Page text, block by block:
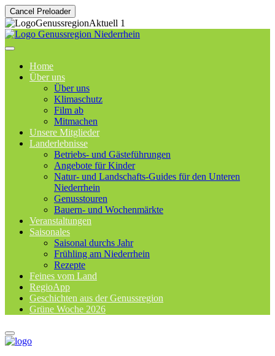
Cancel Preloader
Home
Über uns
Über uns
Klimaschutz
Film ab
Mitmachen
Unsere Mitglieder
Landerlebnisse
Betriebs- und Gästeführungen
Angebote für Kinder
Natur- und Landschafts-Guides für den Unteren
Niederrhein
Genusstouren
Bauern- und Wochenmärkte
Veranstaltungen
Saisonales
Saisonal durchs Jahr
Frühling am Niederrhein
Rezepte
Feines vom Land
RegioApp
Geschichten aus der Genussregion
Grüne Woche 2026